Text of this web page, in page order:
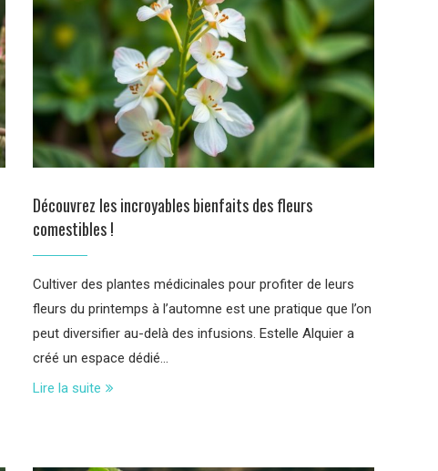
Découvrez les incroyables bienfaits des fleurs
comestibles !
Cultiver des plantes médicinales pour profiter de leurs
fleurs du printemps à l’automne est une pratique que l’on
peut diversifier au-delà des infusions. Estelle Alquier a
créé un espace dédié…
Lire la suite